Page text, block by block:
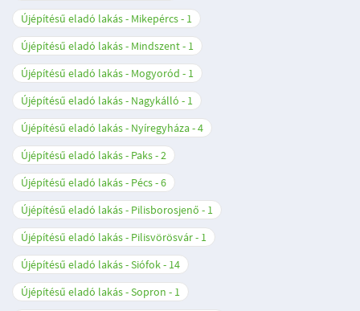
Újépítésű eladó lakás - Mikepércs
1
Újépítésű eladó lakás - Mindszent
1
Újépítésű eladó lakás - Mogyoród
1
Újépítésű eladó lakás - Nagykálló
1
Újépítésű eladó lakás - Nyíregyháza 4
Újépítésű eladó lakás - Paks 2
Újépítésű eladó lakás - Pécs 6
Újépítésű eladó lakás - Pilisborosjenő
1
Újépítésű eladó lakás - Pilisvörösvár
1
Újépítésű eladó lakás - Siófok
14
Újépítésű eladó lakás - Sopron
1